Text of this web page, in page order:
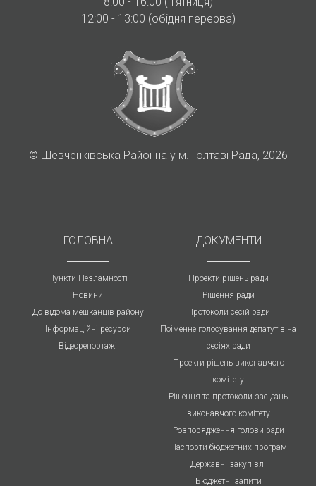
12:00 - 13:00 (обідня перерва)
© Шевченківська Районна у м.Полтаві Рада, 2026
ГОЛОВНА
Пункти Незламності
Новини
До відома мешканців району
Інформаційні ресурси
Відеорепортажі
ДОКУМЕНТИ
Проекти рішень ради
Рішення ради
Протоколи cесій ради
Поіменне голосування депатутів на
сесіях ради
Проекти рішень виконавчого
комітету
Рішення та протоколи засідань
виконавчого комітету
Розпорядження голови ради
Паспорти бюджетних програм
Державні закупівлі
Бюджетні запити